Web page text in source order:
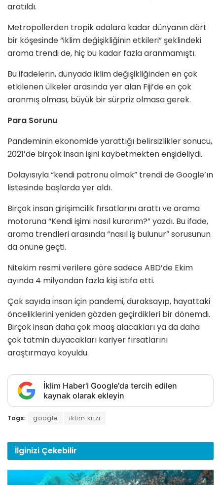
aratıldı.
Metropollerden tropik adalara kadar dünyanın dört
bir köşesinde “iklim değişikliğinin etkileri” şeklindeki
arama trendi de, hiç bu kadar fazla aranmamıştı.
Bu ifadelerin, dünyada iklim değişikliğinden en çok
etkilenen ülkeler arasında yer alan Fiji’de en çok
aranmış olması, büyük bir sürpriz olmasa gerek.
Para Sorunu
Pandeminin ekonomide yarattığı belirsizlikler sonucu,
2021’de birçok insan işini kaybetmekten enşideliydi.
Dolayısıyla “kendi patronu olmak” trendi de Google’ın
listesinde başlarda yer aldı.
Birçok insan girişimcilik fırsatlarını arattı ve arama
motoruna “Kendi işimi nasıl kurarım?” yazdı. Bu ifade,
arama trendleri arasında “nasıl iş bulunur” sorusunun
da önüne geçti.
Nitekim resmi verilere göre sadece ABD’de Ekim
ayında 4 milyondan fazla kişi istifa etti.
Çok sayıda insan için pandemi, duraksayıp, hayattaki
önceliklerini yeniden gözden geçirdikleri bir dönemdi.
Birçok insan daha çok maaş alacakları ya da daha
çok tatmin duyacakları kariyer fırsatlarını
araştırmaya koyuldu.
İklim Haber'i Google'da tercih edilen
kaynak olarak ekleyin
Tags: google iklim krizi
İlginizi Çekebilir